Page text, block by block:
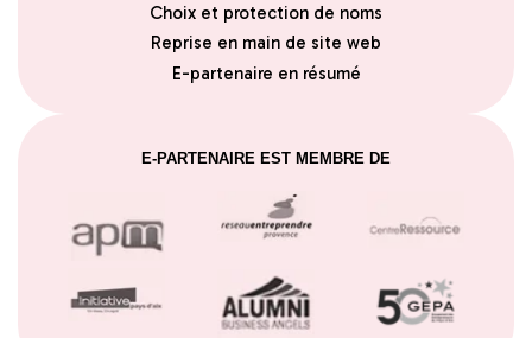
Choix et protection de noms
Reprise en main de site web
E-partenaire en résumé
E-PARTENAIRE EST MEMBRE DE